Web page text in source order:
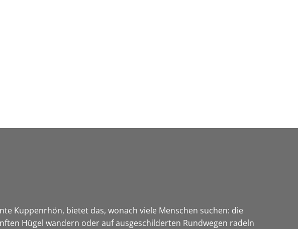
Kuppenrhön, bietet das, wonach viele Menschen suchen: die
Hügel wandern oder auf ausgeschilderten Rundwegen radeln